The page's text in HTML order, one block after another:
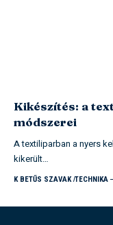
Kikészítés: a
módszerei
A textiliparban a nyers
kikerült…
K BETŰS SZAVAK TECHNIKA